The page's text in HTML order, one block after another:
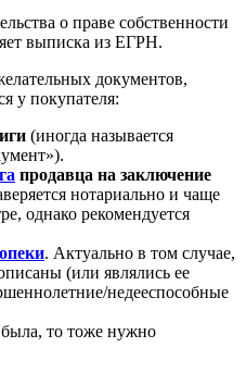
о праве собственности
выписка из ЕГРН.
документов,
у покупателя:
(иногда называется
продавца на заключение
нотариально и чаще
однако рекомендуется
. Актуально в том случае,
(или являлись ее
недееспособные
то тоже нужно